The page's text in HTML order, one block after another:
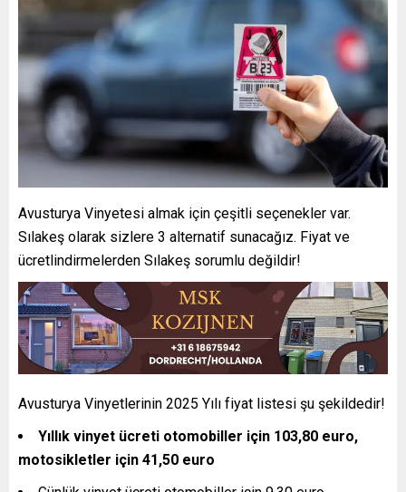
Avusturya Vinyetesi almak için çeşitli seçenekler var.
Sılakeş olarak sizlere 3 alternatif sunacağız. Fiyat ve
ücretlindirmelerden Sılakeş sorumlu değildir!
Avusturya Vinyetlerinin 2025 Yılı fiyat listesi şu şekildedir!
Yıllık vinyet ücreti otomobiller için 103,80 euro,
motosikletler için 41,50 euro